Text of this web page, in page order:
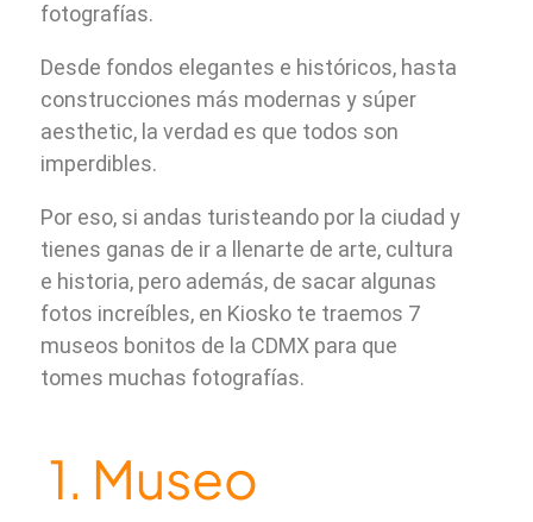
fotografías.
Desde fondos elegantes e históricos, hasta
construcciones más modernas y súper
aesthetic, la verdad es que todos son
imperdibles.
Por eso, si andas turisteando por la ciudad y
tienes ganas de ir a llenarte de arte, cultura
e historia, pero además, de sacar algunas
fotos increíbles, en Kiosko te traemos 7
museos bonitos de la CDMX para que
tomes muchas fotografías.
1. Museo